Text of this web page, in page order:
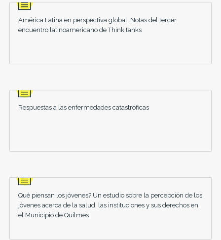
América Latina en perspectiva global. Notas del tercer
encuentro latinoamericano de Think tanks
Respuestas a las enfermedades catastróficas
Qué piensan los jóvenes? Un estudio sobre la percepción de los
jóvenes acerca de la salud, las instituciones y sus derechos en
el Municipio de Quilmes